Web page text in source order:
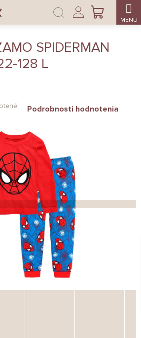
NÁKUPNÝ
Prihlásenie
SPIDERMAN
128 L
Podrobnosti hodnotenia